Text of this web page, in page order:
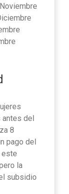
antes del
8
pago del
este
la
subsidio